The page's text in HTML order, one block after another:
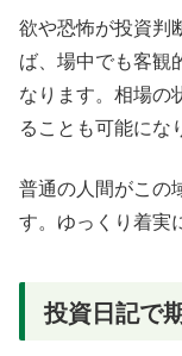
欲や恐怖が投資判
ば、場中でも客観
なります。相場の
ることも可能にな
普通の人間がこの
す。ゆっくり着実
投資日記で